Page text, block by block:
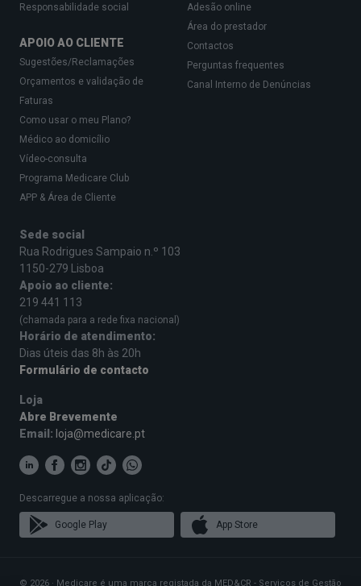
Responsabilidade social
APOIO AO CLIENTE
Sugestões/Reclamações
Orçamentos e validação de
Faturas
Como usar o meu Plano?
Médico ao domicílio
Vídeo-consulta
Programa Medicare Club
APP & Área de Cliente
Adesão online
Área do prestador
Contactos
Perguntas frequentes
Canal Interno de Denúncias
Sede social
Rua Rodrigues Sampaio n.º 103
1150-279 Lisboa
Apoio ao cliente:
219 441 113
(chamada para a rede fixa nacional)
Horário de atendimento:
Dias úteis das 8h às 20h
Formulário de contacto
Loja
Abre Brevemente
Email: loja@medicare.pt
Descarregue a nossa aplicação:
Google Play App Store
© 2026 · Medicare é uma marca registada da MED&CR - Serviços de Gestão